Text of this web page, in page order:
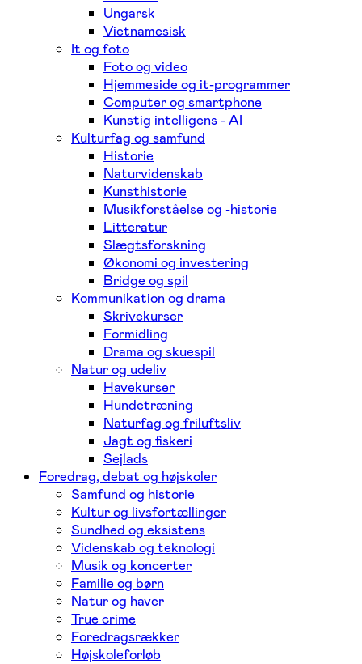
Ungarsk
Vietnamesisk
It og foto
Foto og video
Hjemmeside og it-programmer
Computer og smartphone
Kunstig intelligens - AI
Kulturfag og samfund
Historie
Naturvidenskab
Kunsthistorie
Musikforståelse og -historie
Litteratur
Slægtsforskning
Økonomi og investering
Bridge og spil
Kommunikation og drama
Skrivekurser
Formidling
Drama og skuespil
Natur og udeliv
Havekurser
Hundetræning
Naturfag og friluftsliv
Jagt og fiskeri
Sejlads
Foredrag, debat og højskoler
Samfund og historie
Kultur og livsfortællinger
Sundhed og eksistens
Videnskab og teknologi
Musik og koncerter
Familie og børn
Natur og haver
True crime
Foredragsrækker
Højskoleforløb